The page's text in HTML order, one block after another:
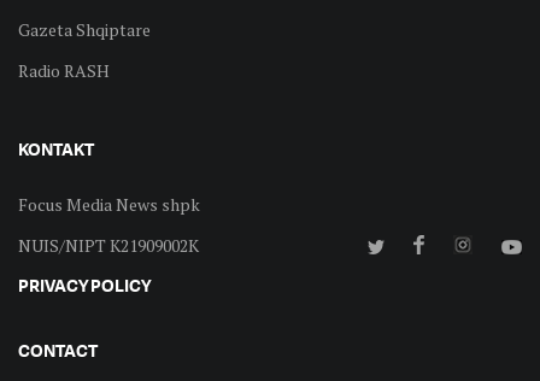
Gazeta Shqiptare
Radio RASH
KONTAKT
Focus Media News shpk
NUIS/NIPT K21909002K
PRIVACY POLICY
CONTACT